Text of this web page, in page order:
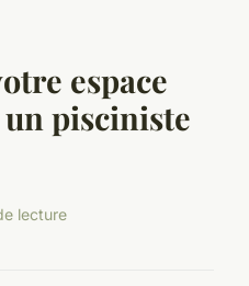
espace
pisciniste
lecture